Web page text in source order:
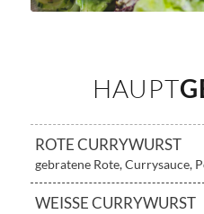
HAUPT
ROTE CURRYWURST
gebratene Rote, Currysauce,
WEISSE CURRYWURST